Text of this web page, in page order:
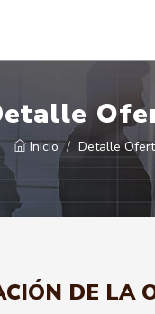
Inicio Detalle
DE LA